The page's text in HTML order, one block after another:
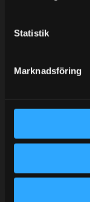
Statistik
Marknadsföring
KONTAKTA OSS
MY PAGES